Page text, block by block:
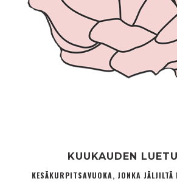
KUUKAUDEN
KESÄKURPITSAVUOKA, JONKA JÄLJILTÄ